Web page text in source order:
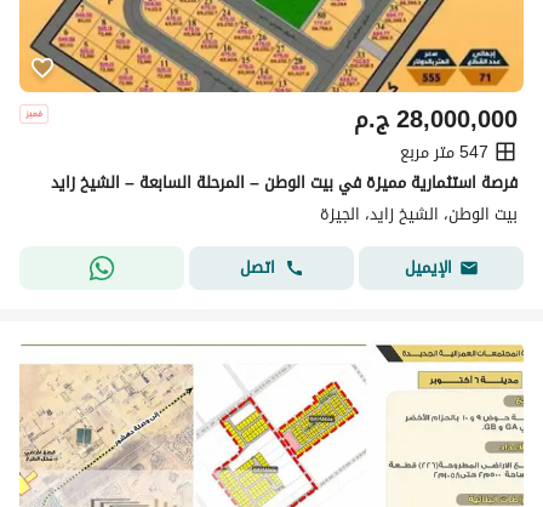
ج.م28,000,000
547 متر مربع
فرصة استثمارية مميزة في بيت الوطن – المرحلة السابعة – الشيخ زايد
بيت الوطن، الشيخ زايد، الجيزة
الإيميل
اتصل